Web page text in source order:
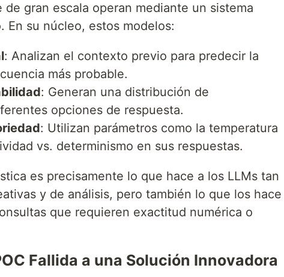
de gran escala operan mediante un sistema
En su núcleo, estos modelos:
: Analizan el contexto previo para predecir la
más probable.
: Generan una distribución de
opciones de respuesta.
: Utilizan parámetros como la temperatura
vs. determinismo en sus respuestas.
es precisamente lo que hace a los LLMs tan
y de análisis, pero también lo que los hace
que requieren exactitud numérica o
Fallida a una Solución Innovadora